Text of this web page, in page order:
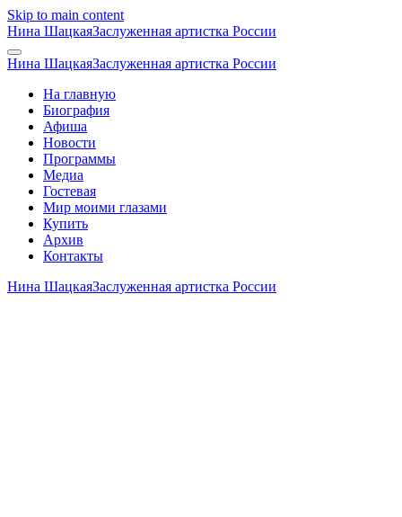
Skip to main content
Нина ШацкаяЗаслуженная артистка России
Нина ШацкаяЗаслуженная артистка России
На главную
Биография
Афиша
Новости
Программы
Медиа
Гостевая
Мир моими глазами
Купить
Архив
Контакты
Нина ШацкаяЗаслуженная артистка России